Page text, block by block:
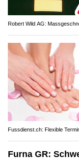
Robert Wild AG:
Fussdienst.ch: Flexible
Furna GR: